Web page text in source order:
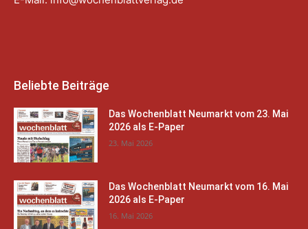
Beliebte Beiträge
Das Wochenblatt Neumarkt vom 23. Mai
2026 als E-Paper
23. Mai 2026
Das Wochenblatt Neumarkt vom 16. Mai
2026 als E-Paper
16. Mai 2026